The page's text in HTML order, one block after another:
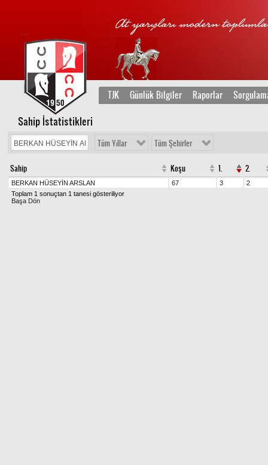
TJK Günlük Bilgiler Raporlar
Sahip İstatistikleri
Tüm Yıllar Tüm Şehirler
Sahip Koşu 1. 2.
BERKAN HÜSEYİN ARSLAN 67 3
2
Toplam 1 sonuçtan 1 tanesi gösteriliyor
Başa Dön